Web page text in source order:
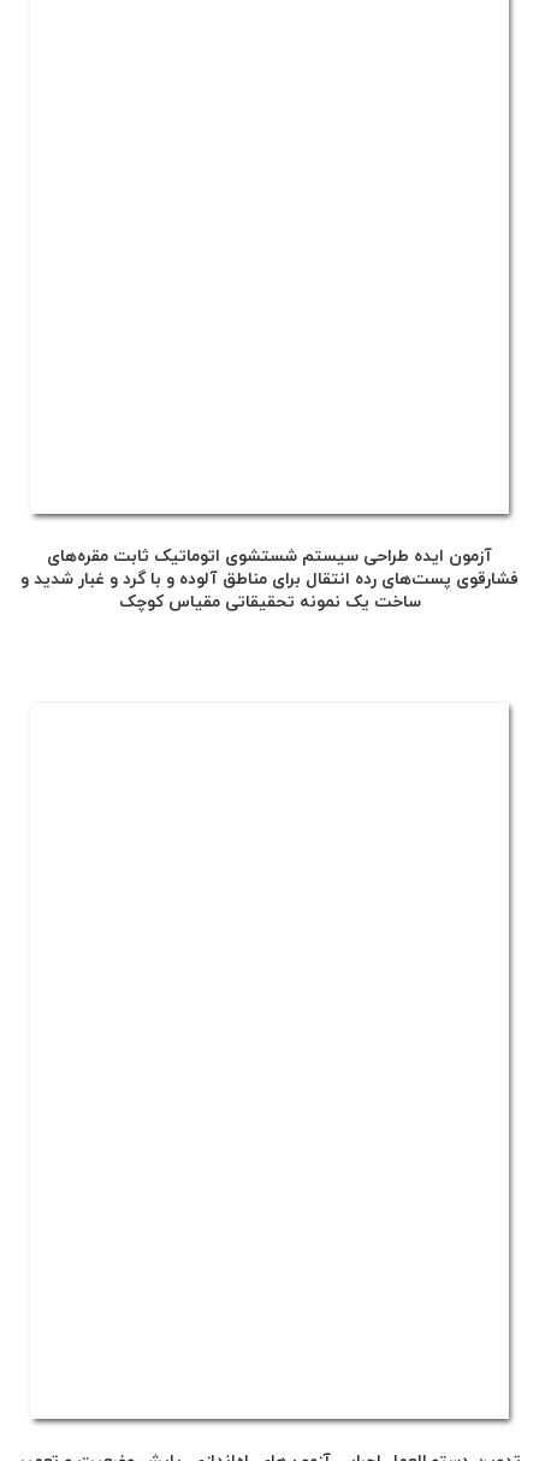
آزمون ایده طراحی سیستم شستشوی اتوماتیک ثابت مقره‌های
فشارقوی پست‌های رده انتقال برای مناطق آلوده و با گرد و غبار شدید و
ساخت یک نمونه تحقیقاتی مقیاس کوچک